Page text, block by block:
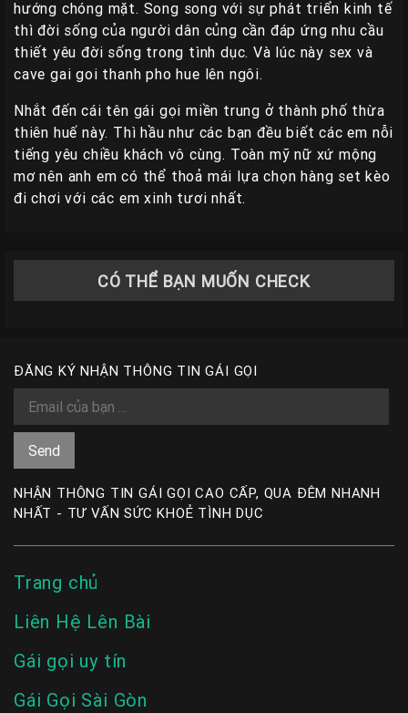
hướng chóng mặt. Song song với sự phát triển kinh tế
thì đời sống của người dân củng cần đáp ứng nhu cầu
thiết yêu đời sống trong tình dục. Và lúc này sex và
cave gai goi thanh pho hue lên ngôi.
Nhắt đến cái tên gái gọi miền trung ở thành phố thừa
thiên huế này. Thì hầu như các bạn đều biết các em nỗi
tiếng yêu chiều khách vô cùng. Toàn mỹ nữ xứ mộng
mơ nên anh em có thể thoả mái lựa chọn hàng set kèo
đi chơi với các em xinh tươi nhất.
CÓ THỂ BẠN MUỐN CHECK
ĐĂNG KÝ NHẬN THÔNG TIN GÁI GỌI
NHẬN THÔNG TIN GÁI GỌI CAO CẤP, QUA ĐÊM NHANH
NHẤT - TƯ VẤN SỨC KHOẺ TÌNH DỤC
Trang chủ
Liên Hệ Lên Bài
Gái gọi uy tín
Gái Gọi Sài Gòn